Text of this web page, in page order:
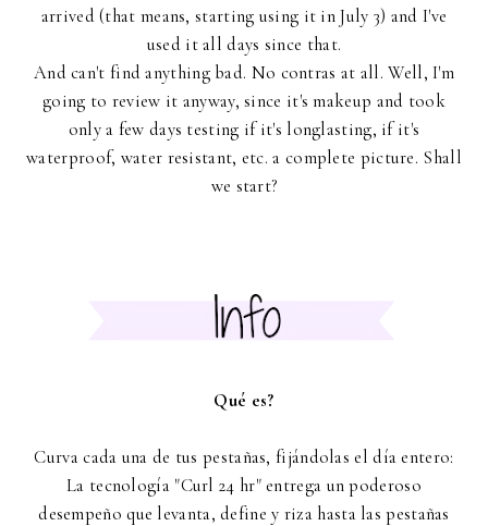
arrived (that means, starting using it in July 3) and I've
used it all days since that.
And can't find anything bad. No contras at all. Well, I'm
going to review it anyway, since it's makeup and took
only a few days testing if it's longlasting, if it's
waterproof, water resistant, etc. a complete picture. Shall
we start?
Qué es?
Curva cada una de tus pestañas, fijándolas el día entero:
La tecnología "Curl 24 hr" entrega un poderoso
desempeño que levanta, define y riza hasta las pestañas